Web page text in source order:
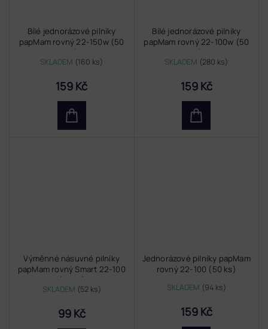
Bílé jednorázové pilníky
papMam rovný 22-150w (50
ks)
SKLADEM (160 ks)
159 Kč
Bílé jednorázové pilníky
papMam rovný 22-100w (50
ks)
SKLADEM (280 ks)
159 Kč
Výměnné násuvné pilníky
papMam rovný Smart 22-100
(50 ks)
SKLADEM (52 ks)
99 Kč
Jednorázové pilníky papMam
rovný 22-100 (50 ks)
SKLADEM (94 ks)
159 Kč